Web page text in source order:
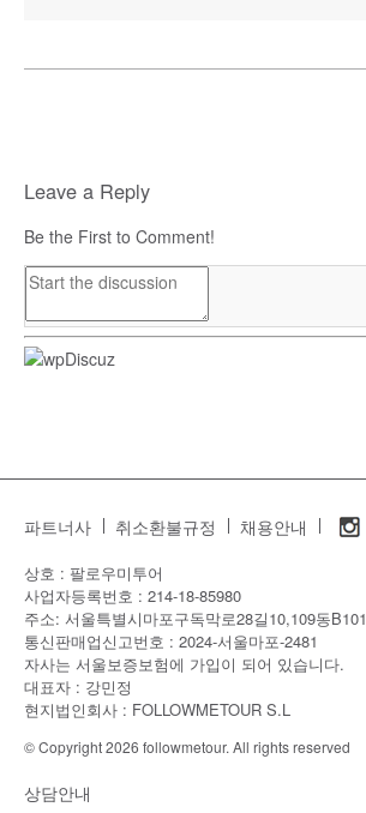
Leave a Reply
Be the First to Comment!
파트너사 취소환불규정 채용안내
상호 : 팔로우미투어
사업자등록번호 : 214-18-85980
주소: 서울특별시마포구독막로28길10,109동B101
통신판매업신고번호 : 2024-서울마포-2481
자사는 서울보증보험에 가입이 되어 있습니다.
대표자 : 강민정
현지법인회사 : FOLLOWMETOUR S.L
© Copyright 2026 followmetour. All rights reserved
상담안내